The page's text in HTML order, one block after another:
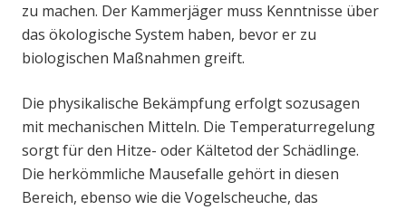
zu machen. Der Kammerjäger muss Kenntnisse über
das ökologische System haben, bevor er zu
biologischen Maßnahmen greift.
Die physikalische Bekämpfung erfolgt sozusagen
mit mechanischen Mitteln. Die Temperaturregelung
sorgt für den Hitze- oder Kältetod der Schädlinge.
Die herkömmliche Mausefalle gehört in diesen
Bereich, ebenso wie die Vogelscheuche, das